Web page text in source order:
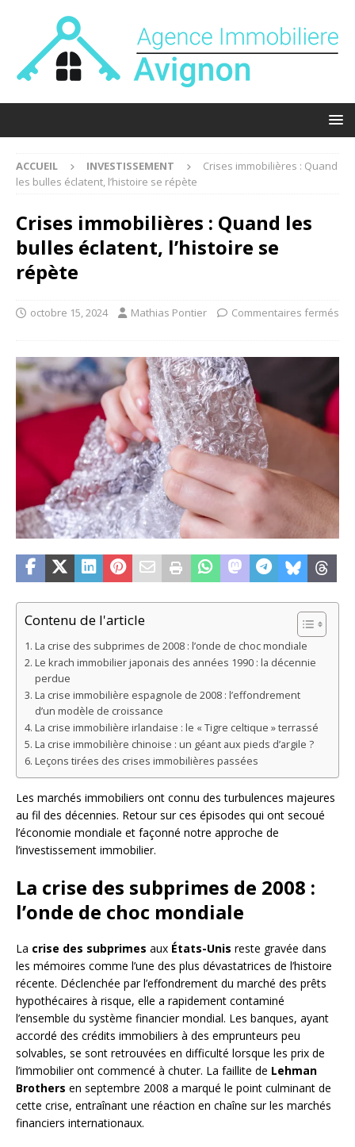
ACCUEIL INVESTISSEMENT
Crises immobilières : Quand
les bulles éclatent, l’histoire se répète
Crises immobilières : Quand les
bulles éclatent, l’histoire se
répète
octobre 15, 2024 Mathias Pontier Commentaires fermés
Contenu de l'article
La crise des subprimes de 2008 : l’onde de choc mondiale
Le krach immobilier japonais des années 1990 : la décennie
perdue
La crise immobilière espagnole de 2008 : l’effondrement
d’un modèle de croissance
La crise immobilière irlandaise : le « Tigre celtique » terrassé
La crise immobilière chinoise : un géant aux pieds d’argile ?
Leçons tirées des crises immobilières passées
Les marchés immobiliers ont connu des turbulences majeures
au fil des décennies. Retour sur ces épisodes qui ont secoué
l’économie mondiale et façonné notre approche de
l’investissement immobilier.
La crise des subprimes de 2008 :
l’onde de choc mondiale
La crise des subprimes aux États-Unis reste gravée dans
les mémoires comme l’une des plus dévastatrices de l’histoire
récente. Déclenchée par l’effondrement du marché des prêts
hypothécaires à risque, elle a rapidement contaminé
l’ensemble du système financier mondial. Les banques, ayant
accordé des crédits immobiliers à des emprunteurs peu
solvables, se sont retrouvées en difficulté lorsque les prix de
l’immobilier ont commencé à chuter. La faillite de Lehman
Brothers en septembre 2008 a marqué le point culminant de
cette crise, entraînant une réaction en chaîne sur les marchés
financiers internationaux.